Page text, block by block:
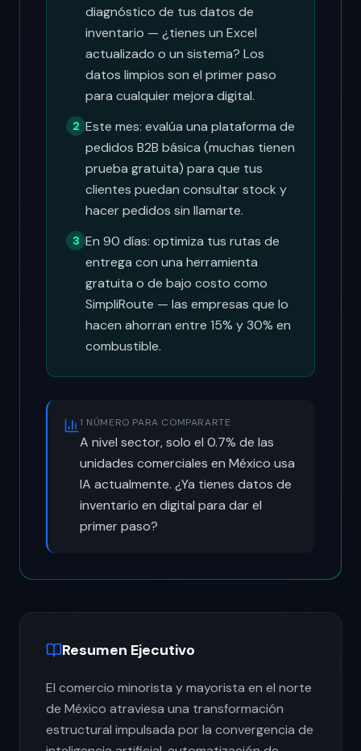
diagnóstico de tus datos de
inventario — ¿tienes un Excel
actualizado o un sistema? Los
datos limpios son el primer paso
para cualquier mejora digital.
2 Este mes: evalúa una plataforma de
pedidos B2B básica (muchas tienen
prueba gratuita) para que tus
clientes puedan consultar stock y
hacer pedidos sin llamarte.
3 En 90 días: optimiza tus rutas de
entrega con una herramienta
gratuita o de bajo costo como
SimpliRoute — las empresas que lo
hacen ahorran entre 15% y 30% en
combustible.
1 NÚMERO PARA COMPARARTE
A nivel sector, solo el 0.7% de las
unidades comerciales en México usa
IA actualmente. ¿Ya tienes datos de
inventario en digital para dar el
primer paso?
Resumen Ejecutivo
El comercio minorista y mayorista en el norte
de México atraviesa una transformación
estructural impulsada por la convergencia de